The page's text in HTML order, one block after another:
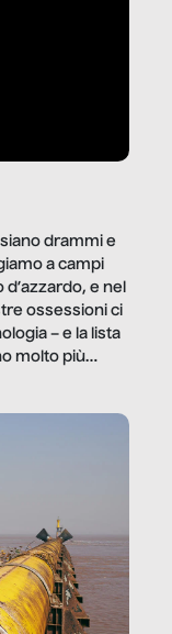
drammi e
a campi
e nel
ossessioni ci
– e la lista
molto più
vediamo